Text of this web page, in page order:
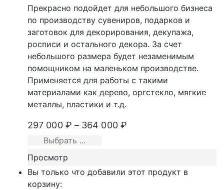
Прекрасно подойдет для небольшого бизнеса
по производству сувениров, подарков и
заготовок для декорирования, декупажа,
росписи и остального декора. За счет
небольшого размера будет незаменимым
помощником на маленьком производстве.
Применяется для работы с такими
материалами как дерево, оргстекло, мягкие
металлы, пластики и т.д.
297 000 ₽ – 364 000 ₽
Выбрать ...
Просмотр
Вы только что добавили этот продукт в
корзину: